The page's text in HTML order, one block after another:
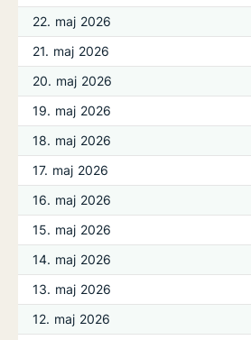
22. maj 2026
21. maj 2026
20. maj 2026
19. maj 2026
18. maj 2026
17. maj 2026
16. maj 2026
15. maj 2026
14. maj 2026
13. maj 2026
12. maj 2026